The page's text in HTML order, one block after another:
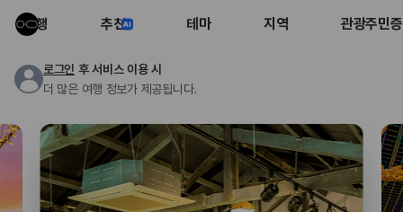
여행 추천 테마 지역 관광주민증
로그인 후 서비스 이용 시
더 많은 여행 정보가 제공됩니다.